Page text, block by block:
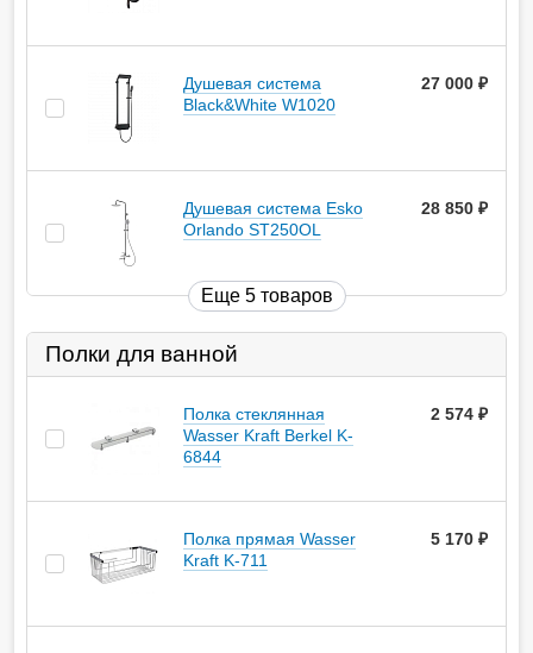
Душевая система
Black&White W1020
27 000
Душевая система Esko
Orlando ST250OL
28 850
Еще 5 товаров
Полки для ванной
Полка стеклянная
Wasser Kraft Berkel K-
6844
2 574
Полка прямая Wasser
Kraft K-711
5 170